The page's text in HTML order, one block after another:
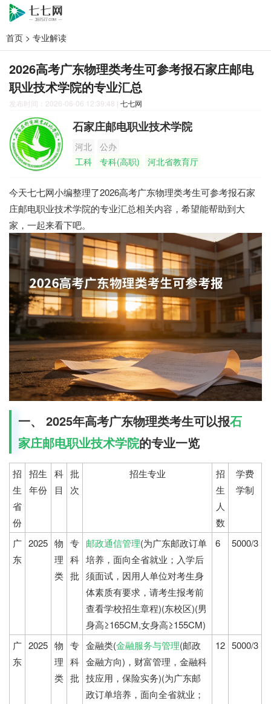
首页 > 专业解读
2026高考广东物理类考生可参考报石家庄邮电
职业技术学院的专业汇总
发布时间：2026-06-06 12:39:48 | 七七网
石家庄邮电职业技术学院
河北
公办
工科
专科(高职) 河北省教育厅
今天七七网小编整理了2026高考广东物理类考生可参考报石家
庄邮电职业技术学院的专业汇总相关内容，希望能帮助到大
家，一起来看下吧。
一、 2025年高考广东物理类考生可以报石
家庄邮电职业技术学院的专业一览
招
生
省
份
招生
年份
科
目
批
次
招生专业
招
生
人
数
学费
学制
广
东
2025 物
理
类
专
科
批
邮政通信管理(为广东邮政订单
培养，面向全省就业；入学后
须面试，因用人单位对考生身
体素质有要求，请考生报考前
查看学校招生章程)(东校区)(男
身高≥165CM,女身高≥155CM)
6 5000/3
广
东
2025 物
理
类
专
科
批
金融类(金融服务与管理(邮政
金融方向)，财富管理，金融科
技应用，保险实务)(为广东邮
政订单培养，面向全省就业；
12 5000/3